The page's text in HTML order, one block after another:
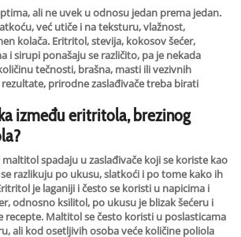
ali ne uvek u odnosu jedan prema jedan.
već utiče i na teksturu, vlažnost,
kolača. Eritritol, stevija, kokosov šećer,
i sirupi ponašaju se različito, pa je nekada
tečnosti, brašna, masti ili vezivnih
prirodne zaslađivače treba birati
između eritritola, brezinog
spadaju u zaslađivače koji se koriste kao
razlikuju po ukusu, slatkoći i po tome kako ih
je laganiji i često se koristi u napicima i
odnosno ksilitol, po ukusu je blizak šećeru i
recepte. Maltitol se često koristi u poslasticama
ali kod osetljivih osoba veće količine poliola